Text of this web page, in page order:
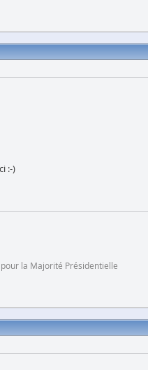
:-)
la Majorité Présidentielle